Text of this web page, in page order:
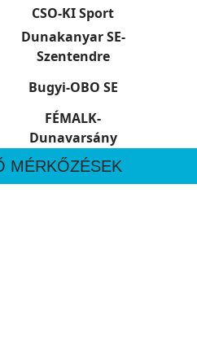
CSO-KI Sport
Dunakanyar SE-
Szentendre
Bugyi-OBO SE
FÉMALK-
Dunavarsány
MÉRKŐZÉSEK